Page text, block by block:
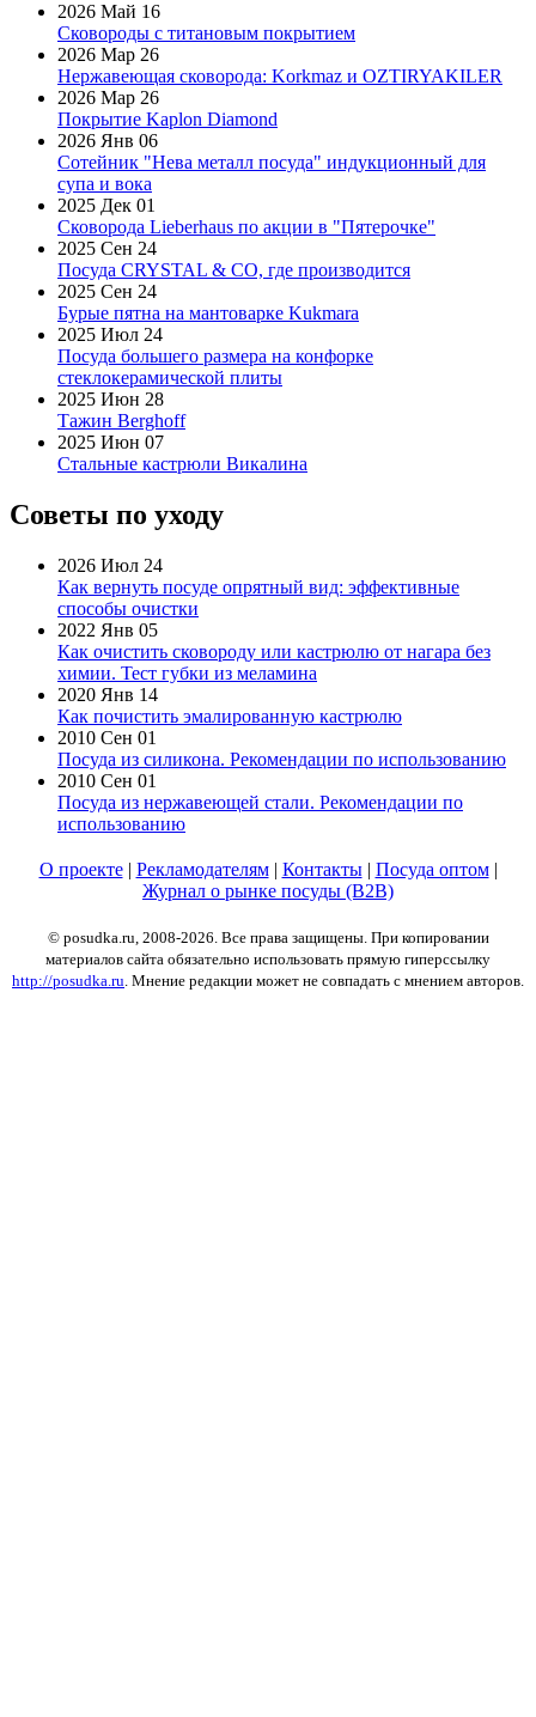
2026 Май 16
Сковороды с титановым покрытием
2026 Мар 26
Нержавеющая сковорода: Korkmaz и OZTIRYAKILER
2026 Мар 26
Покрытие Kaplon Diamond
2026 Янв 06
Сотейник "Нева металл посуда" индукционный для
супа и вока
2025 Дек 01
Сковорода Lieberhaus по акции в "Пятерочке"
2025 Сен 24
Посуда CRYSTAL & CO, где производится
2025 Сен 24
Бурые пятна на мантоварке Kukmara
2025 Июл 24
Посуда большего размера на конфорке
стеклокерамической плиты
2025 Июн 28
Тажин Berghoff
2025 Июн 07
Стальные кастрюли Викалина
Советы по уходу
2026 Июл 24
Как вернуть посуде опрятный вид: эффективные
способы очистки
2022 Янв 05
Как очистить сковороду или кастрюлю от нагара без
химии. Тест губки из меламина
2020 Янв 14
Как почистить эмалированную кастрюлю
2010 Сен 01
Посуда из силикона. Рекомендации по использованию
2010 Сен 01
Посуда из нержавеющей стали. Рекомендации по
использованию
О проекте| Рекламодателям| Контакты| Посуда оптом|
Журнал о рынке посуды (B2B)
© posudka.ru, 2008-2026. Все права защищены. При копировании
материалов сайта обязательно использовать прямую гиперссылку
http://posudka.ru . Мнение редакции может не совпадать с мнением авторов.